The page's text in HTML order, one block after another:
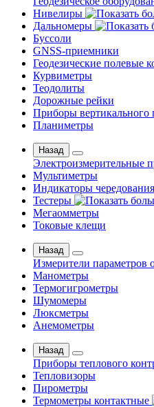
Нивелиры
Дальномеры
Буссоли
GNSS-приемники
Геодезические полевые
Курвиметры
Теодолиты
Дорожные рейки
Приборы вертикального
Планиметры
Назад
Электроизмерительные
Мультиметры
Индикаторы
Тестеры
Мегаомметры
Токовые клещи
Назад
Измерители
Манометры
Термогигрометры
Шумомеры
Люксметры
Анемометры
Назад
Приборы теплового
Тепловизоры
Пирометры
Термометры контактные